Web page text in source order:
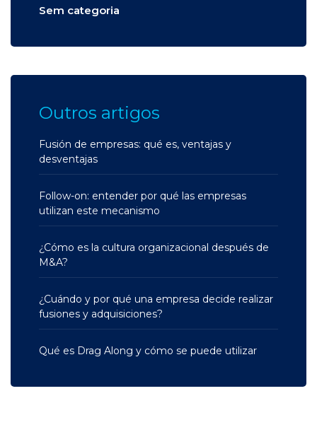
Sem categoria
Outros artigos
Fusión de empresas: qué es, ventajas y
desventajas
Follow-on: entender por qué las empresas
utilizan este mecanismo
¿Cómo es la cultura organizacional después de
M&A?
¿Cuándo y por qué una empresa decide realizar
fusiones y adquisiciones?
Qué es Drag Along y cómo se puede utilizar